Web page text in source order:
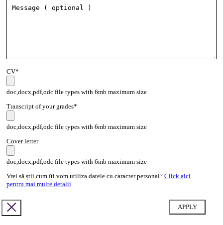
CV*
doc,docx,pdf,odc file types with 6mb maximum size
Transcript of your grades*
doc,docx,pdf,odc file types with 6mb maximum size
Cover letter
doc,docx,pdf,odc file types with 6mb maximum size
Vrei să știi cum îți vom utiliza datele cu caracter personal? Click aici
pentru mai multe detalii